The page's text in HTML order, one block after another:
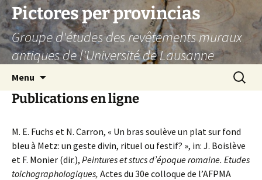
Aller
au
contenu
Pictores per provincias
Groupe d'études des revêtements muraux
antiques de l'Université de Lausanne
Menu
Publications en ligne
M. E. Fuchs et N. Carron, « Un bras soulève un plat sur fond
bleu à Metz: un geste divin, rituel ou festif? », in: J. Boislève
et F. Monier (dir.), Peintures et stucs d’époque romaine. Etudes
toichographologiques, Actes du 30e colloque de l’AFPMA